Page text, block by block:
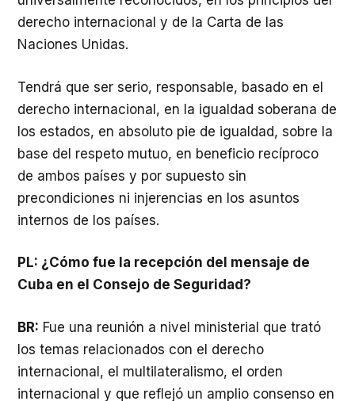
derecho internacional y de la Carta de las
Naciones Unidas.
Tendrá que ser serio, responsable, basado en el
derecho internacional, en la igualdad soberana de
los estados, en absoluto pie de igualdad, sobre la
base del respeto mutuo, en beneficio recíproco
de ambos países y por supuesto sin
precondiciones ni injerencias en los asuntos
internos de los países.
PL: ¿Cómo fue la recepción del mensaje de
Cuba en el Consejo de Seguridad?
BR: Fue una reunión a nivel ministerial que trató
los temas relacionados con el derecho
internacional, el multilateralismo, el orden
internacional y que reflejó un amplio consenso en